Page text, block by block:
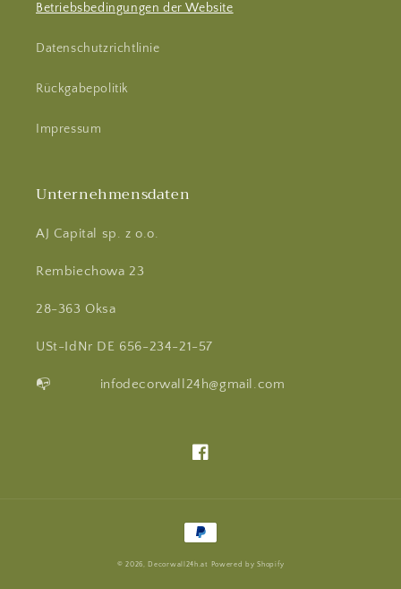
Betriebsbedingungen der Website
Datenschutzrichtlinie
Rückgabepolitik
Impressum
Unternehmensdaten
AJ Capital sp. z o.o.
Rembiechowa 23
28-363 Oksa
USt-IdNr DE 656-234-21-57
📭 infodecorwall24h@gmail.com
Facebook
Zahlungsmethoden
© 2026, Decorwall24h.at Powered by Shopify